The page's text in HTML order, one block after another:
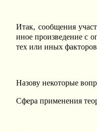
Итак, сообщения
иное произведение с
тех или иных
Назову некоторые
Сфера применения